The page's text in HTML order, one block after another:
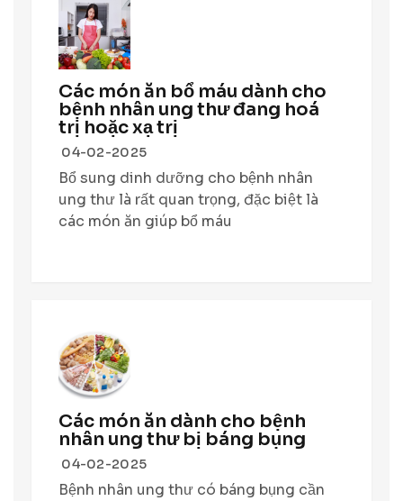
Các món ăn bổ máu dành cho
bệnh nhân ung thư đang hoá
trị hoặc xạ trị
04-02-2025
Bổ sung dinh dưỡng cho bệnh nhân
ung thư là rất quan trọng, đặc biệt là
các món ăn giúp bổ máu
Các món ăn dành cho bệnh
nhân ung thư bị báng bụng
04-02-2025
Bệnh nhân ung thư có báng bụng cần